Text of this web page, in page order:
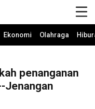
Ekonomi Olahraga
penanganan
Jenangan